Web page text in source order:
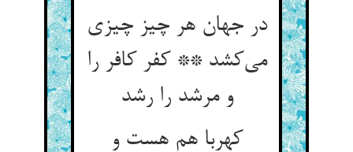
در جهان هر چیز چیزی
می‌کشد ** کفر کافر را
و مرشد را رشد
کهربا هم هست و